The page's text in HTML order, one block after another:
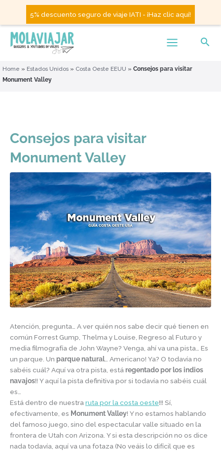
5% descuento seguro de viaje IATI - ¡Haz clic aquí!
Home » Estados Unidos » Costa Oeste EEUU » Consejos para visitar
Monument Valley
Consejos para visitar
Monument Valley
Atención, pregunta… A ver quién nos sabe decir qué tienen en
común Forrest Gump, Thelma y Louise, Regreso al Futuro y
media filmografía de John Wayne? Venga, ahí va una pista… Es
un parque. Un parque natural… Americano! Ya? O todavía no
sabéis cuál? Aquí va otra pista, está regentado por los indios
navajos!! Y aquí la pista definitiva por si todavía no sabéis cuál
es…
Está dentro de nuestra ruta por la costa oeste!!! Sí,
efectivamente, es Monument Valley! Y no estamos hablando
del famoso juego, sino del espectacular valle situado en la
frontera de Utah con Arizona. Y si esta descripción no os dice
nada todavía, aquí va una fotaza (No veáis lo difícil que es